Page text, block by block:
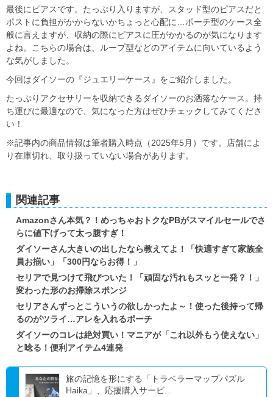
最後にピアスです。たっぷり入りますが、スタッド型のピアスだと
ポストに負担がかからないかちょっと心配に…ポーチ型のケース全
般に言えますが、収納の際にピアスに圧がかかるのが気になります
よね。こちらの場合は、ループ型などのアイテムに向いているよう
な気がしました。
今回はダイソーの『ジュエリーケース』をご紹介しました。
たっぷりアクセサリーを収納できるダイソーのお洒落なケース。持
ち運びに最適なので、気になった方はぜひチェックしてみてくださ
い！
※記事内の商品情報は筆者購入時点（2025年5月）です。店舗によ
り在庫切れ、取り扱っていない場合があります。
関連記事
Amazonさん本気？！めっちゃおトクなPBがスマイルセールでさ
らに値下げって太っ腹すぎ！
ダイソーさん大きいの出したなら教えてよ！「快適すぎて家族全
員お揃い」「300円ならお得！」
セリアで見つけて飛びついた！「頑固な汚れもスッと一発？！」
変わった形のお掃除スポンジ
セリアさんずっとこういうの欲しかったよ～！使った後持って帰
るのがツライ…アレを入れるポーチ
ダイソーのコレは絶対買い！マニアが「これ以外もう使えない」
と唸る！便利アイテム4連発
旅の記憶を形にする「トラベラーマップパズル
Haika」、応援購入サービ...